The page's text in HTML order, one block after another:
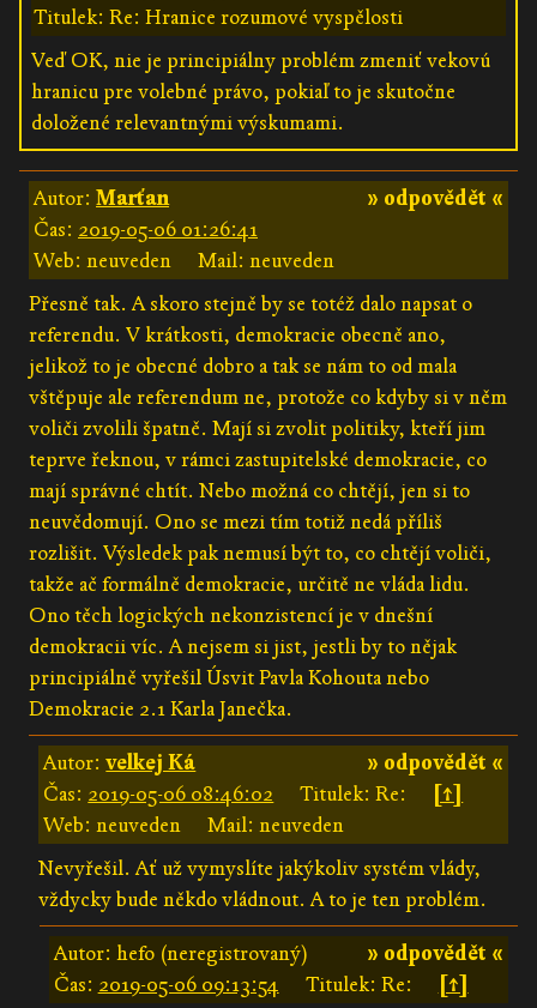
Titulek: Re: Hranice rozumové vyspělosti
Veď OK, nie je principiálny problém zmeniť vekovú
hranicu pre volebné právo, pokiaľ to je skutočne
doložené relevantnými výskumami.
» odpovědět «
Autor: Marťan
Čas: 2019-05-06 01:26:41
Web: neuveden
Mail: neuveden
Přesně tak. A skoro stejně by se totéž dalo napsat o
referendu. V krátkosti, demokracie obecně ano,
jelikož to je obecné dobro a tak se nám to od mala
vštěpuje ale referendum ne, protože co kdyby si v něm
voliči zvolili špatně. Mají si zvolit politiky, kteří jim
teprve řeknou, v rámci zastupitelské demokracie, co
mají správné chtít. Nebo možná co chtějí, jen si to
neuvědomují. Ono se mezi tím totiž nedá příliš
rozlišit. Výsledek pak nemusí být to, co chtějí voliči,
takže ač formálně demokracie, určitě ne vláda lidu.
Ono těch logických nekonzistencí je v dnešní
demokracii víc. A nejsem si jist, jestli by to nějak
principiálně vyřešil Úsvit Pavla Kohouta nebo
Demokracie 2.1 Karla Janečka.
» odpovědět «
Autor:velkej Ká
Čas: 2019-05-06 08:46:02 Titulek: Re:
[↑]
Web: neuveden
Mail: neuveden
Nevyřešil. Ať už vymyslíte jakýkoliv systém vlády,
vždycky bude někdo vládnout. A to je ten problém.
» odpovědět «
Autor: hefo (neregistrovaný)
Čas: 2019-05-06 09:13:54 Titulek: Re:
[↑]